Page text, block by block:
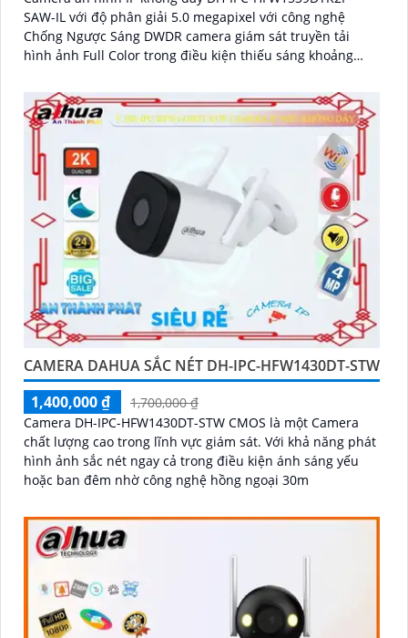
SAW-IL với độ phân giải 5.0 megapixel với công nghệ
Chống Ngược Sáng DWDR camera giám sát truyền tải
hình ảnh Full Color trong điều kiện thiếu sáng khoảng
CAMERA DAHUA SẮC NÉT DH-IPC-HFW1430DT-STW
1,400,000 ₫
1,700,000 ₫
Camera DH-IPC-HFW1430DT-STW CMOS là một Camera
chất lượng cao trong lĩnh vực giám sát. Với khả năng phát
hình ảnh sắc nét ngay cả trong điều kiện ánh sáng yếu
hoặc ban đêm nhờ công nghệ hồng ngoại 30m